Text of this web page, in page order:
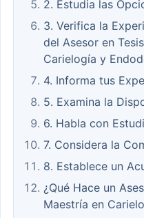
2. Estudia las
3. Verifica la
del Asesor en
Carielogía y
4. Informa tus
5. Examina la
6. Habla con
7. Considera la
8. Establece un
¿Qué Hace un
Maestría en